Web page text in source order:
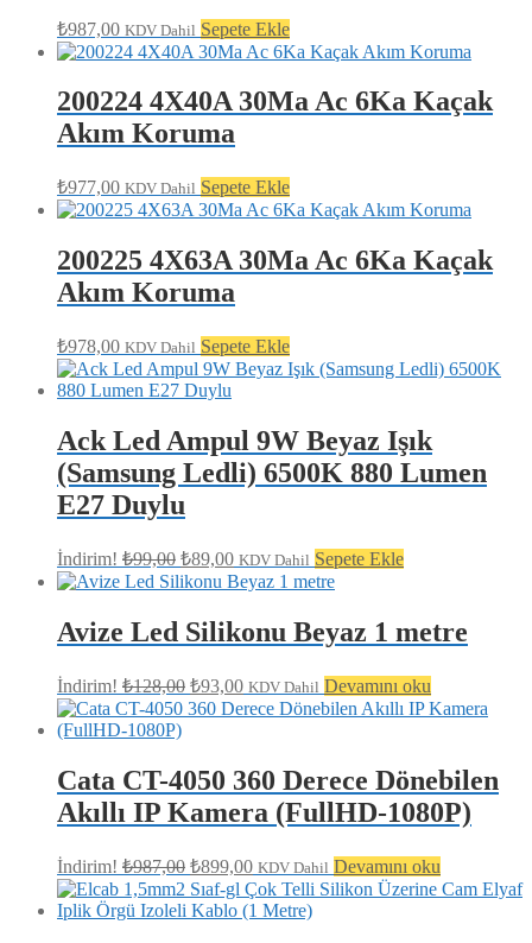
₺987,00 KDV Dahil Sepete Ekle
200224 4X40A 30Ma Ac 6Ka Kaçak
Akım Koruma
₺977,00 KDV Dahil Sepete Ekle
200225 4X63A 30Ma Ac 6Ka Kaçak
Akım Koruma
₺978,00 KDV Dahil Sepete Ekle
Ack Led Ampul 9W Beyaz Işık
(Samsung Ledli) 6500K 880 Lumen
E27 Duylu
İndirim! ₺99,00 Orijinal
fiyat:
₺89,00Şu
andaki
fiyat:
KDV Dahil Sepete Ekle
Avize Led Silikonu Beyaz 1 metre
İndirim! ₺128,00 Orijinal
fiyat:
₺93,00Şu
andaki
fiyat:
KDV Dahil Devamını oku
Cata CT-4050 360 Derece Dönebilen
Akıllı IP Kamera (FullHD-1080P)
İndirim! ₺987,00 Orijinal
fiyat:
₺987,00.
₺899,00Şu
andaki
fiyat:
KDV Dahil Devamını oku